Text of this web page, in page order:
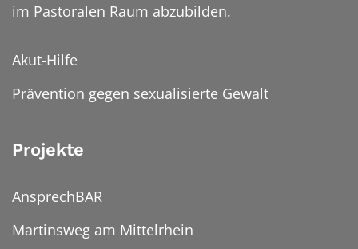
im Pastoralen Raum abzubilden.
Akut-Hilfe
Prävention gegen sexualisierte Gewalt
Projekte
AnsprechBAR
Martinsweg am Mittelrhein